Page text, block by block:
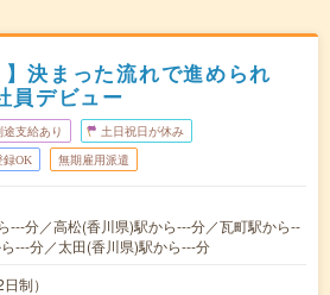
】決まった流れで進められ
員デビュー
途支給あり 土日祝日が休み
録OK 無期雇用派遣
---分／高松(香川県)駅から---分／瓦町駅から--
---分／太田(香川県)駅から---分
制）